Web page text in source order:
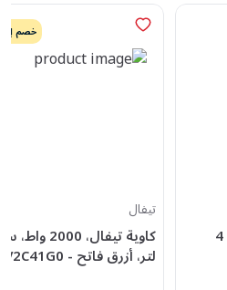
جرين هوم، توصيلة كهربائية، 4
خصم
تيفال
لتر، أزرق فاتح - FV2C41G0